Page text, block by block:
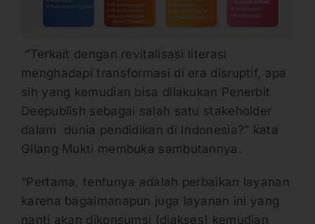
“Terkait dengan revitalisasi literasi
menghadapi transformasi di era disruptif, apa
sih yang kemudian bisa dilakukan Penerbit
Deepublish sebagai salah satu stakeholder
dalam dunia pendidikan di Indonesia?” kata
Gilang Mukti membuka sambutannya.
“Pertama, tentunya adalah perbaikan layanan
karena bagaimanapun juga layanan ini yang
nanti akan dikonsumsi (diakses) kemudian